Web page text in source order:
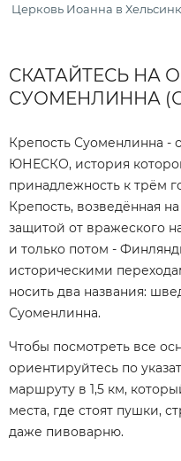
Церковь Иоанна в
СКАТАЙТЕСЬ НА
СУОМЕНЛИННА
Крепость Суоменлинна -
ЮНЕСКО, история
принадлежность к трём
Крепость, возведённая
защитой от вражеского
и только потом -
историческими
носить два названия:
Суоменлинна.
Чтобы посмотреть все
ориентируйтесь по
маршруту в 1,5 км,
места, где стоят пушки,
даже пивоварню.